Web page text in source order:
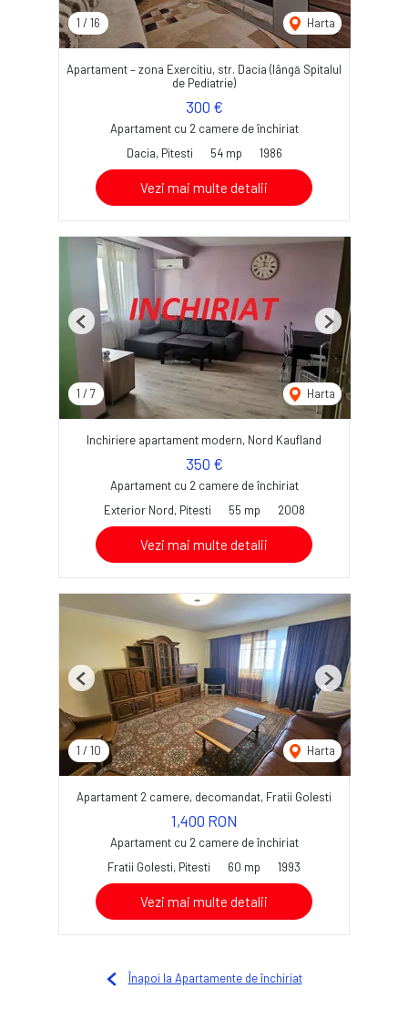
1 / 16 Harta
Apartament – zona Exercitiu, str. Dacia (lângă Spitalul
de Pediatrie)
300 €
Apartament cu 2 camere de închiriat
Dacia, Pitesti
54 mp 1986
Vezi mai multe detalii
1 / 7 Harta
Previous Next
Inchiriere apartament modern, Nord Kaufland
350 €
Apartament cu 2 camere de închiriat
Exterior Nord, Pitesti
55 mp 2008
Vezi mai multe detalii
1 / 10 Harta
Previous Next
Apartament 2 camere, decomandat, Fratii Golesti
1,400 RON
Apartament cu 2 camere de închiriat
Fratii Golesti, Pitesti
60 mp 1993
Vezi mai multe detalii
Înapoi la Apartamente de închiriat